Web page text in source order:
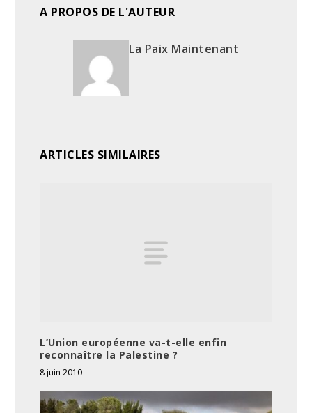
A PROPOS DE L'AUTEUR
La Paix Maintenant
ARTICLES SIMILAIRES
L’Union européenne va-t-elle enfin
reconnaître la Palestine ?
8 juin 2010